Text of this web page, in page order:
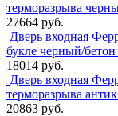
терморазрыва
27664 руб.
Дверь входная
букле черный/
18014 руб.
Дверь входная
терморазрыва
20863 руб.